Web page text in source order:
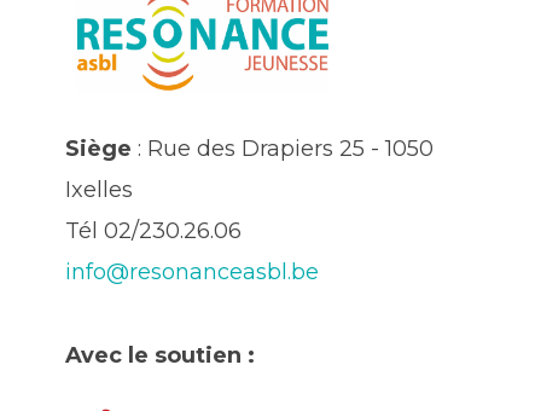
Siège : Rue des Drapiers 25 - 1050
Ixelles
Tél 02/230.26.06
info@resonanceasbl.be
Avec le soutien :